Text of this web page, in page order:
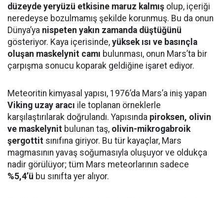
düzeyde yeryüzü etkisine maruz kalmış olup, içeriği
neredeyse bozulmamış şekilde korunmuş. Bu da onun
Dünya’ya nispeten yakın zamanda düştüğünü
gösteriyor. Kaya içerisinde, yüksek ısı ve basınçla
oluşan maskelynit camı bulunması, onun Mars’ta bir
çarpışma sonucu koparak geldiğine işaret ediyor.
Meteoritin kimyasal yapısı, 1976’da Mars’a iniş yapan
Viking uzay aracı ile toplanan örneklerle
karşılaştırılarak doğrulandı. Yapısında piroksen, olivin
ve maskelynit bulunan taş, olivin-mikrogabroik
şergottit sınıfına giriyor. Bu tür kayaçlar, Mars
magmasının yavaş soğumasıyla oluşuyor ve oldukça
nadir görülüyor; tüm Mars meteorlarının sadece
%5,4’ü bu sınıfta yer alıyor.